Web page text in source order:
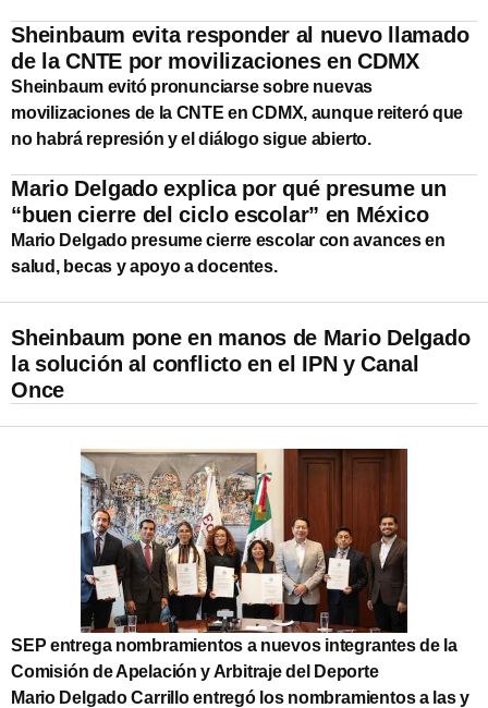
Sheinbaum evita responder al nuevo llamado
de la CNTE por movilizaciones en CDMX
Sheinbaum evitó pronunciarse sobre nuevas
movilizaciones de la CNTE en CDMX, aunque reiteró que
no habrá represión y el diálogo sigue abierto.
Mario Delgado explica por qué presume un
“buen cierre del ciclo escolar” en México
Mario Delgado presume cierre escolar con avances en
salud, becas y apoyo a docentes.
Sheinbaum pone en manos de Mario Delgado
la solución al conflicto en el IPN y Canal
Once
SEP entrega nombramientos a nuevos integrantes de la
Comisión de Apelación y Arbitraje del Deporte
Mario Delgado Carrillo entregó los nombramientos a las y